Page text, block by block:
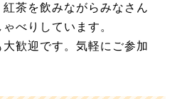
紅茶を飲みながらみなさん
べりしています。
大歓迎です。気軽にご参加